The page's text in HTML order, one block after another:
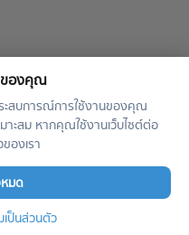
Contact
ของคุณ
สบการณ์การใช้งานของคุณ
มาะสม หากคุณใช้งานเว็บไซต์ต่อ
องเรา
มด
ป็นส่วนตัว